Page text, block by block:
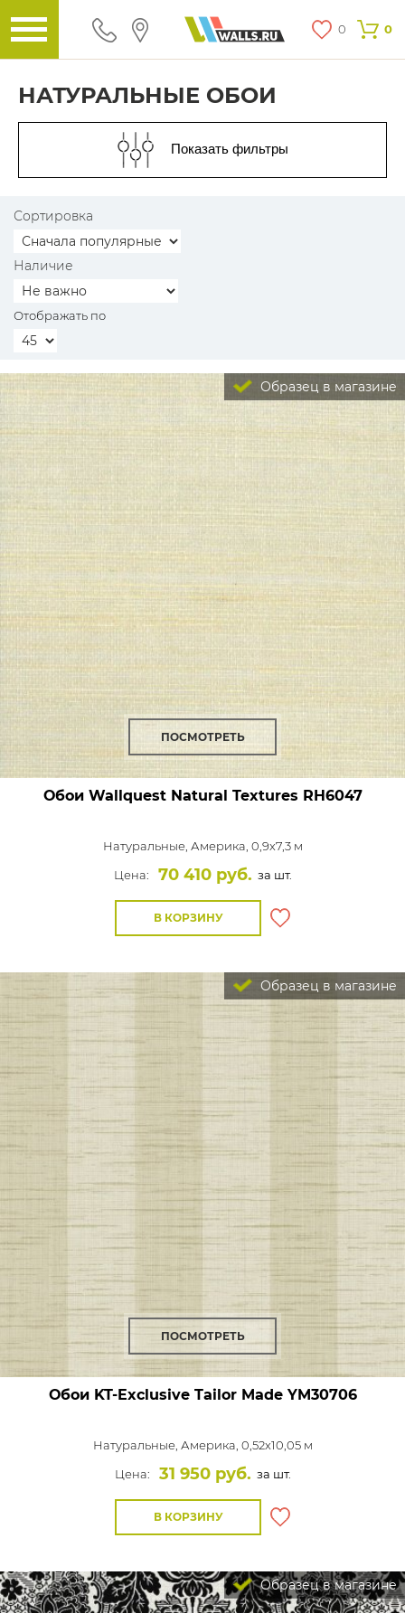
0 0
НАТУРАЛЬНЫЕ ОБОИ
Показать фильтры
Сортировка
Наличие
Отображать по
Образец в магазине
ПОСМОТРЕТЬ
Обои Wallquest Natural Textures RH6047
Натуральные, Америка, 0,9x7,3 м
Цена:
70 410 руб. за шт.
В КОРЗИНУ
Образец в магазине
ПОСМОТРЕТЬ
Обои KT-Exclusive Tailor MadeYM30706
Натуральные, Америка, 0,52x10,05 м
Цена:
31 950 руб. за шт.
В КОРЗИНУ
Образец в магазине